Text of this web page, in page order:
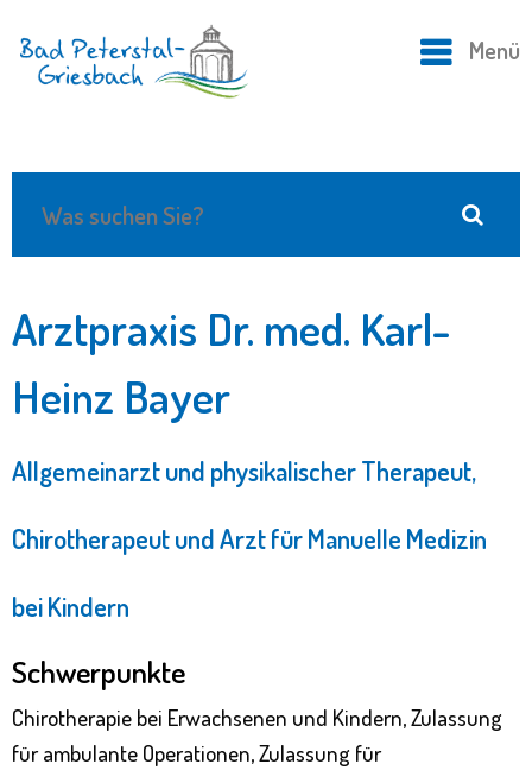
Menü
Arztpraxis Dr. med. Karl-
Heinz Bayer
Allgemeinarzt und physikalischer Therapeut,
Chirotherapeut und Arzt für Manuelle Medizin
bei Kindern
Schwerpunkte
Chirotherapie bei Erwachsenen und Kindern, Zulassung
für ambulante Operationen, Zulassung für